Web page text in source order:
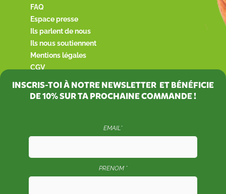
FAQ
Espace presse
Ils parlent de nous
Ils nous soutiennent
Mentions légales
CGV
INSCRIS-TOI À NOTRE NEWSLETTER ET BÉNÉFICIE
DE10%SUR TA PROCHAINE COMMANDE !
EMAIL*
PRENOM *